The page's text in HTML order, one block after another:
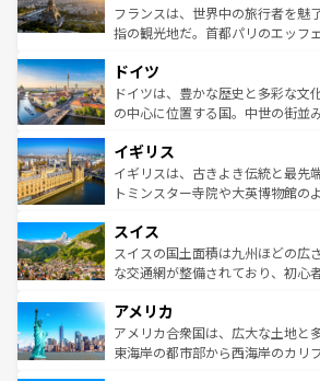
しい。
る。首都マドリードの洗練された
アートに溢れた街角から、地方で
せる。地方によって風土や気候が
性で訪れる人
ンテンツ一覧を参照してほしい。
フランスは、世界中の旅行者を魅
指の観光地だ。首都パリのエッフ
で、幅広い魅力が詰まっている。
聖堂、美しいビーチ、そして豊か
から魅了する。また、フランスは
いる。シャンパンの発祥地である
香り高いラベンダー畑など、多彩
らに、パリ以外の地域にも魅力が
れる地方に足を運ぶとそれぞれで
きるだろう。 なお、新着のフ
を参照してほしい。
ドイツ
ドイツは、豊かな歴史と多彩な文
の中心に位置する国。中世の街並
顔を持つこの国は、どこを歩いて
ルリンの文化的活気、バイエルン
してライン川沿いのワイン畑とい
は、お酒好きな人にはぜひ体験してほしい。
ドイツ情報はコンテンツ一覧を参
イギリス
イギリスは、古きよき伝統と最先
トミンスター寺院や大英博物館の
リアごとに異なる魅力がある。ま
ティー、ビール好きにはたまらな
戦など、本場だからこそできる体
ンツ一覧を参照してほしい。
スイス
スイスの国土面積は九州ほどの広
な交通網が整備されており、初心
の建物がそのまま残る町や、スイ
博物館もあり、アルプス観光だけ
ことができる。国民の所得が高い
アメリカ
アメリカ合衆国は、広大な土地と
東海岸の都市部から西海岸のカリ